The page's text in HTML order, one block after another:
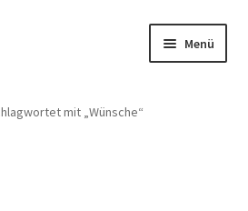
Menü
mit „Wünsche“